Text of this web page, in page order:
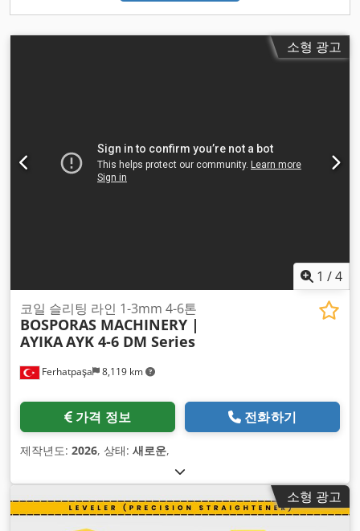
소형 광고
1 /4
Ferhatpaşa 8,119 km
코일 슬리팅 라인 1-3mm 4-6톤
BOSPORAS MACHINERY |
AYIKAAYK 4-6 DM Series
가격 정보 전화하기
제작년도: 2026, 상태: 새로운,
소형 광고